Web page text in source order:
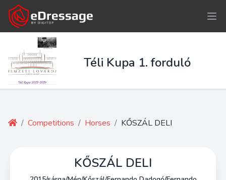
Téli Kupa 1. forduló
/ Competitions / Horses / KŐSZÁL DELI
KŐSZÁL DELI